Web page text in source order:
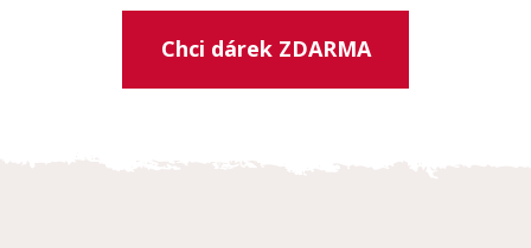
Chci dárek ZDARMA